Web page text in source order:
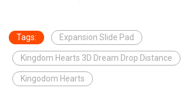
Tags: Expansion Slide Pad
Kingdom Hearts 3D Dream Drop Distance
Kingodom Hearts